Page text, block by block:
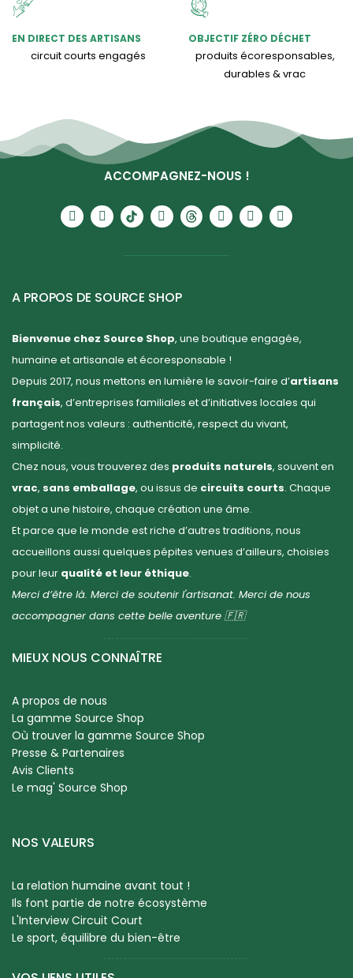
EN DIRECT DES ARTISANS
circuit courts engagés
OBJECTIF ZÉRO DÉCHET
produits écoresponsables,
durables & vrac
ACCOMPAGNEZ-NOUS !
A PROPOS DE SOURCE SHOP
Bienvenue chez Source Shop, une boutique engagée,
humaine et artisanale et écoresponsable !
Depuis 2017, nous mettons en lumière le savoir-faire d’artisans
français, d’entreprises familiales et d’initiatives locales qui
partagent nos valeurs : authenticité, respect du vivant,
simplicité.
Chez nous, vous trouverez des produits naturels, souvent en
vrac, sans emballage, ou issus de circuits courts. Chaque
objet a une histoire, chaque création une âme.
Et parce que le monde est riche d’autres traditions, nous
accueillons aussi quelques pépites venues d’ailleurs, choisies
pour leur qualité et leur éthique.
Merci d’être là. Merci de soutenir l'artisanat. Merci de nous
accompagner dans cette belle aventure 🇫🇷
MIEUX NOUS CONNAÎTRE
A propos de nous
La gamme Source Shop
Où trouver la gamme Source Shop
Presse & Partenaires
Avis Clients
Le mag' Source Shop
NOS VALEURS
La relation humaine avant tout !
Ils font partie de notre écosystème
L'Interview Circuit Court
Le sport, équilibre du bien-être